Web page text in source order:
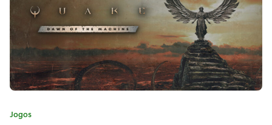
ã
o
é
a
a
C
Jogos